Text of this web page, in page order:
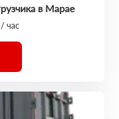
в Марае
час